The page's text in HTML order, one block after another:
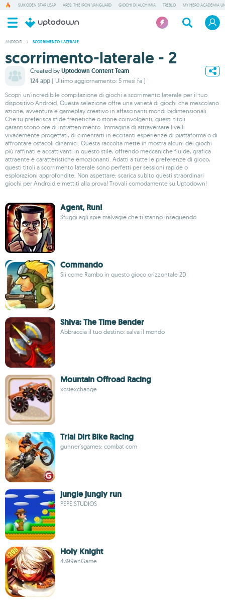
SUIKODEN STAR LEAP ARES: THE IRON VANGUARD GIOCHI DI ALCHIMIA TREBLO MY HERO ACADEMIA
ANDROID / SCORRIMENTO-LATERALE
scorrimento-laterale - 2
Created by Uptodown Content Team
124 app ( Ultimo aggiornamento: 5 mesi fa )
Scopri un'incredibile compilazione di giochi a scorrimento laterale per il tuo
dispositivo Android. Questa selezione offre una varietà di giochi che mescolano
azione, avventura e gameplay creativo in affascinanti mondi bidimensionali.
Che tu preferisca sfide frenetiche o storie coinvolgenti, questi titoli
garantiscono ore di intrattenimento. Immagina di attraversare livelli
vivacemente progettati, di cimentarti in eccitanti esperienze di piattaforma o di
affrontare ostacoli dinamici. Questa raccolta mette in mostra alcuni dei giochi
più raffinati e accattivanti in questo stile, offrendo meccaniche fluide, grafica
attraente e caratteristiche emozionanti. Adatti a tutte le preferenze di gioco,
questi titoli a scorrimento laterale sono perfetti per sessioni rapide o
esplorazioni approfondite. Non aspettare: scarica subito questi straordinari
giochi per Android e mettiti alla prova! Trovali comodamente su Uptodown!
Agent, Run!
Sfuggi agli spie malvagie che ti stanno inseguendo
Commando
Sii come Rambo in questo gioco orizzontale 2D
Shiva: The Time Bender
Abbraccia il tuo destino: salva il mondo
Mountain Offroad Racing
xcsiexchange
Trial Dirt Bike Racing
gunner'sgames: combat com
jungle jungly run
PEPE.STUDIOS
Holy Knight
4399enGame